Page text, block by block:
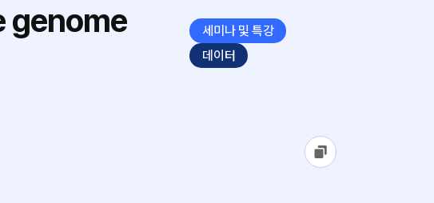
genome
세미나 및 특강
데이터